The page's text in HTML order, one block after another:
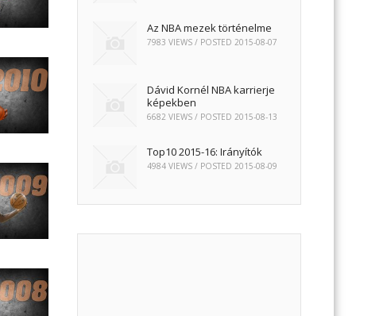
Az NBA mezek történelme
7983 VIEWS / POSTED2015-08-07
Dávid Kornél NBA karrierje
képekben
6682 VIEWS / POSTED2015-08-13
Top10 2015-16: Irányítók
4984 VIEWS / POSTED 2015-08-09